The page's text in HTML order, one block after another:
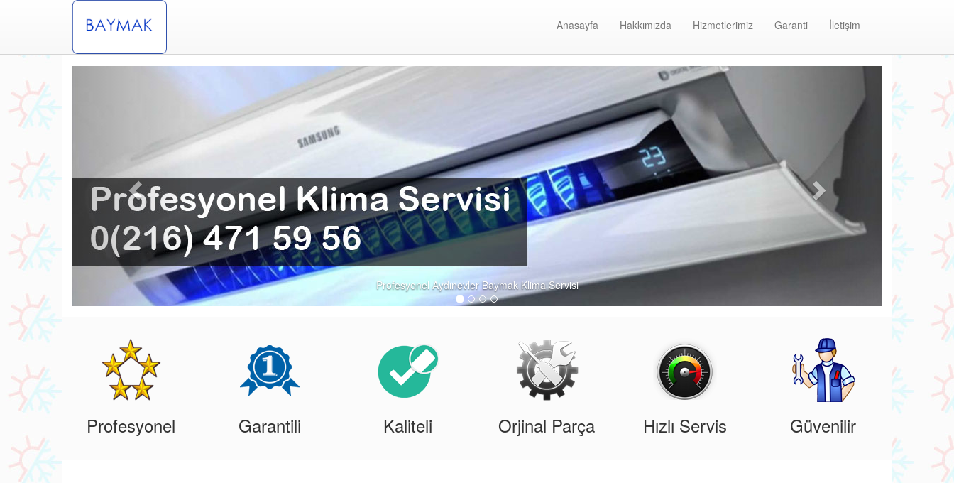
Anasayfa Hakkımızda Hizmetlerimiz Garanti İletişim
Baymak Klima Servisi
Profesyonel Garantili Kaliteli Orjinal Parça Hızlı Servis Güvenilir